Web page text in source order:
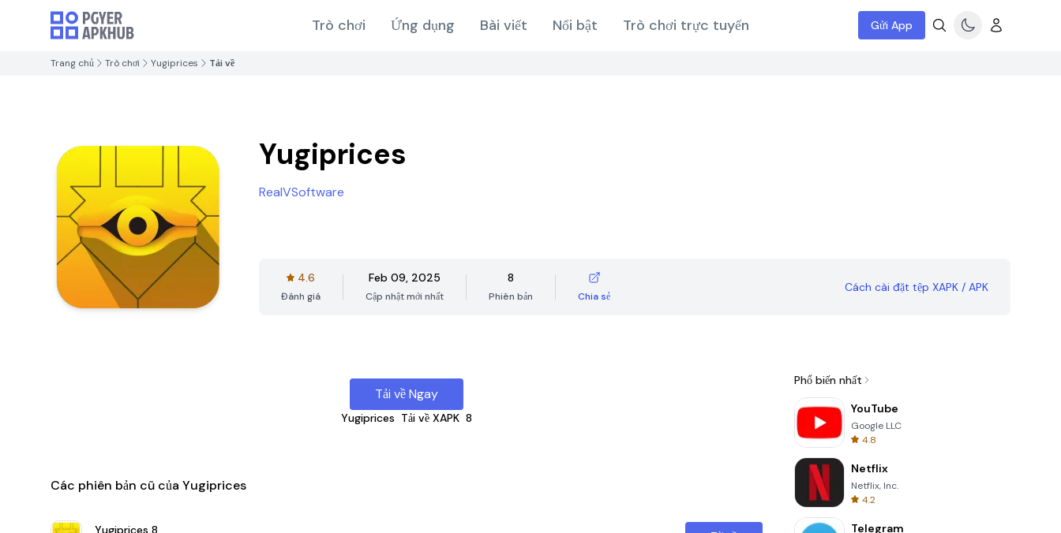
Trò chơi Ứng dụng Bài viết Nổi bật Trò chơi trực tuyến Gửi App
Trang chủ Trò chơi Yugiprices Tải về
Yugiprices
RealVSoftware
4.6
Đánh giá
Feb 09, 2025
Cập nhật mới nhất
8
Phiên bản Chia sẻ
Cách cài đặt tệp XAPK / APK
Tải về Ngay
Yugiprices Tải về XAPK 8
Các phiên bản cũ của Yugiprices
Yugiprices 8
Phổ biến nhất
YouTube
Google LLC
4.8
Netflix
Netflix, Inc.
4.2
Telegram